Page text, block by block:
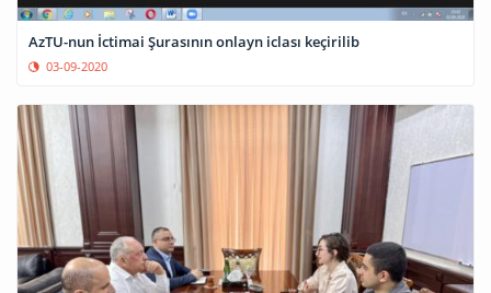
AzTU-nun İctimai Şurasının onlayn iclası keçirilib
03-09-2020